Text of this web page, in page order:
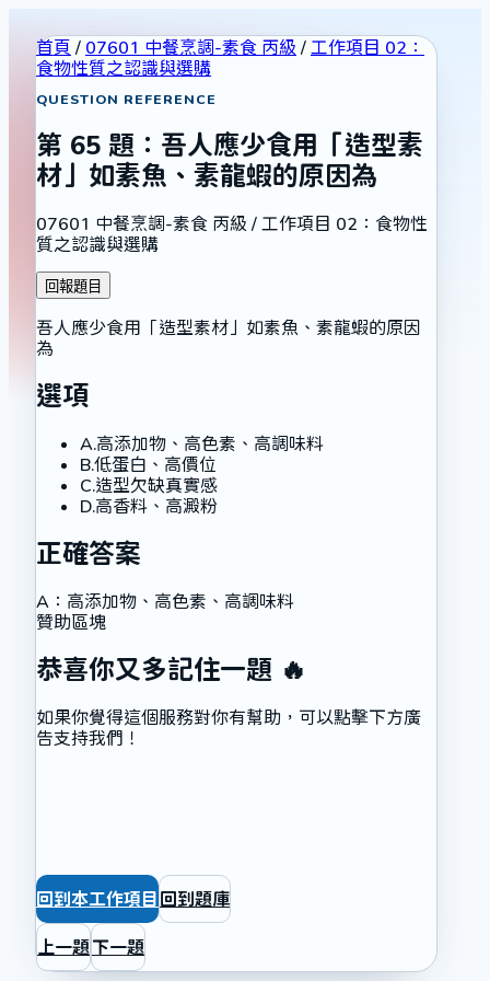
首頁 / 07601 中餐烹調-素食 丙級 / 工作項目 02：
食物性質之認識與選購
QUESTION REFERENCE
第 65 題： 吾人應少食用「造型素
材」如素魚、素龍蝦的原因為
07601 中餐烹調-素食 丙級 / 工作項目 02：食物性
質之認識與選購
回報題目
吾人應少食用「造型素材」如素魚、素龍蝦的原因
為
選項
A.高添加物、高色素、高調味料
B.低蛋白、高價位
C.造型欠缺真實感
D.高香料、高澱粉
正確答案
A ： 高添加物、高色素、高調味料
贊助區塊
恭喜你又多記住一題 🔥
如果你覺得這個服務對你有幫助，可以點擊下方廣
告支持我們！
回到本工作項目 回到題庫
上一題下一題